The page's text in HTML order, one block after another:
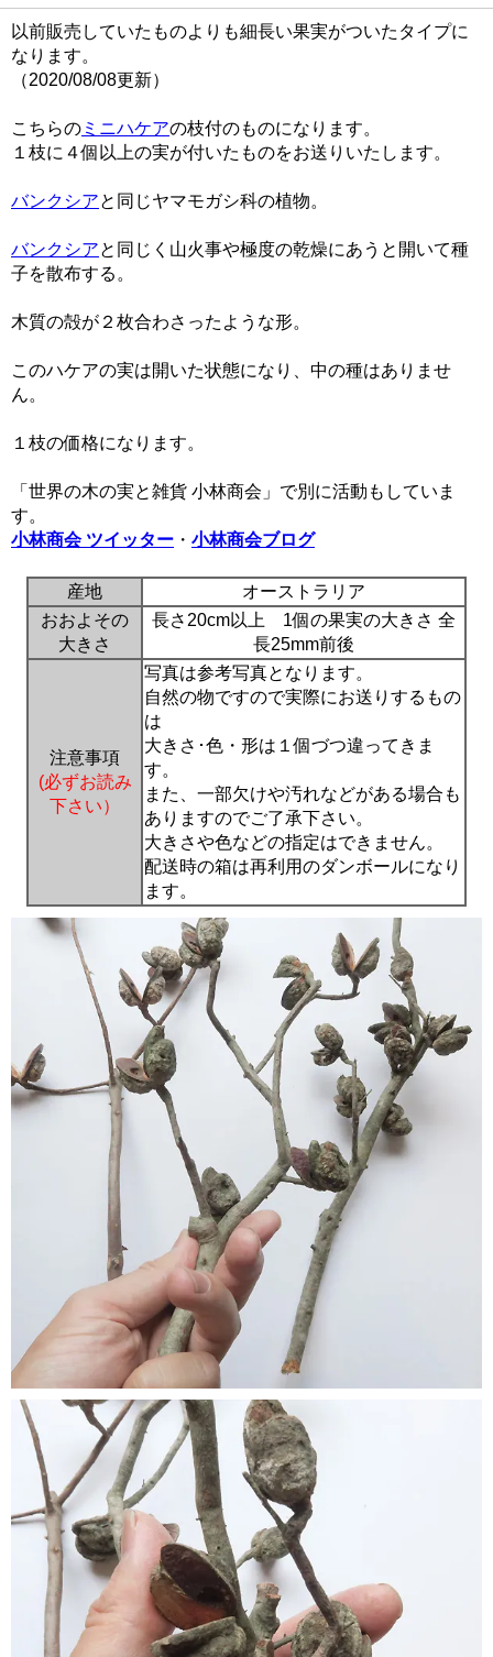
以前販売していたものよりも細長い果実がついたタイプに
なります。
（2020/08/08更新）
こちらの ミニハケアの枝付のものになります。
１枝に４個以上の実が付いたものをお送りいたします。
バンクシアと同じヤマモガシ科の植物。
バンクシアと同じく山火事や極度の乾燥にあうと開いて種
子を散布する。
木質の殻が２枚合わさったような形。
このハケアの実は開いた状態になり、中の種はありませ
ん。
１枝の価格になります。
「世界の木の実と雑貨 小林商会」で別に活動もしていま
す。
小林商会 ツイッター ・ 小林商会ブログ
産地
オーストラリア
おおよその
大きさ
長さ20cm以上 1個の果実の大きさ 全
長25mm前後
注意事項
(必ずお読み
下さい）
写真は参考写真となります。
自然の物ですので実際にお送りするもの
は
大きさ･色・形は１個づつ違ってきま
す。
また、一部欠けや汚れなどがある場合も
ありますのでご了承下さい。
大きさや色などの指定はできません。
配送時の箱は再利用のダンボールになり
ます。